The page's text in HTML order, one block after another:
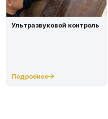
Ультразвуковой контроль
Подробнее